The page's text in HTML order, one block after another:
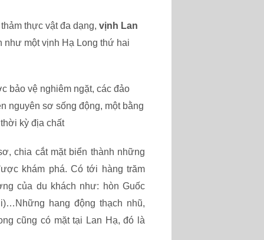
thực vật đa dạng, vịnh Lan
như một vịnh Hạ Long thứ hai
bảo vệ nghiêm ngặt, các đảo
nguyên sơ sống động, một bằng
kỳ địa chất
chia cắt mặt biển thành những
khám phá. Có tới hàng trăm
của du khách như: hòn Guốc
hang động thạch nhũ,
cũng có mặt tại Lan Hạ, đó là